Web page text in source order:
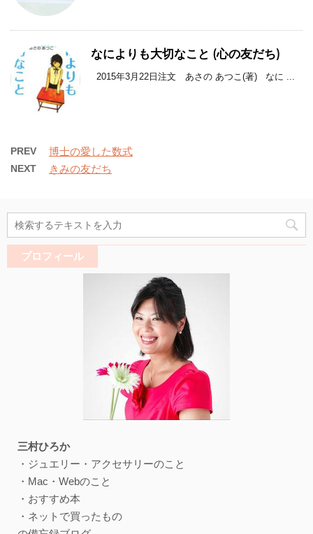
なによりも大切なこと (心の友だち)
2015年3月22日注文 あさの あつこ(著) なに ...
PREV 博士の愛した数式
NEXT きみの友だち
プロフィール
三村ひろか
・ジュエリー・アクセサリーのこと
・Mac・Webのこと
・おすすめ本
・ネットで買ったもの